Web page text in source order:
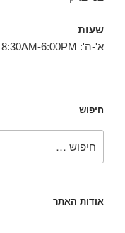
שעות
א'-ה': 8:30AM-6:00PM
חיפוש
אודות האתר